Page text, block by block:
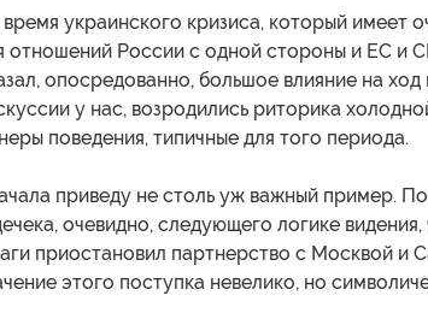
украинского кризиса, который имеет
отношений России с одной стороны и ЕС и
опосредованно, большое влияние на
у нас, возродились риторика
поведения, типичные для того периода.
приведу не столь уж важный пример.
очевидно, следующего логике
приостановил партнерство с Москвой и
этого поступка невелико, но